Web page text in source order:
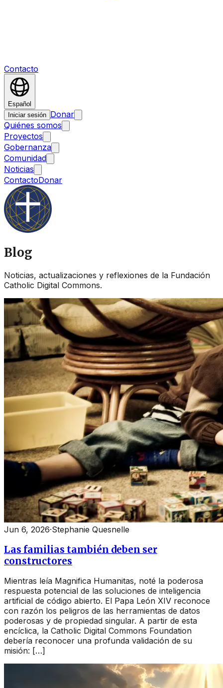
Contacto
Español
Iniciar sesión Donar
Quiénes somos
Proyectos
Gobernanza
Comunidad
Noticias
ContactoDonar
Blog
Noticias, actualizaciones y reflexiones de la Fundación
Catholic Digital Commons.
Jun 6, 2026·Stephanie Quesnelle
Las familias también deben ser
constructores
Mientras leía Magnifica Humanitas, noté la poderosa
respuesta potencial de las soluciones de inteligencia
artificial de código abierto. El Papa León XIV reconoce
con razón los peligros de las herramientas de datos
poderosas y de propiedad singular. A partir de esta
encíclica, la Catholic Digital Commons Foundation
debería reconocer una profunda validación de su
misión: […]